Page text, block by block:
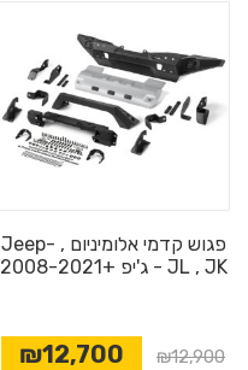
פגוש קדמי אלומיניום , Jeep-
JL , JK - ג'יפ +2008-2021
₪12,900
₪12,700